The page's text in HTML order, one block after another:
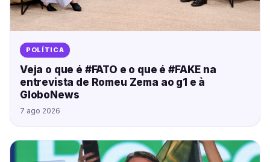
POLÍTICA
Veja o que é #FATO e o que é #FAKE na
entrevista de Romeu Zema ao g1 e à
GloboNews
7 ago 2026